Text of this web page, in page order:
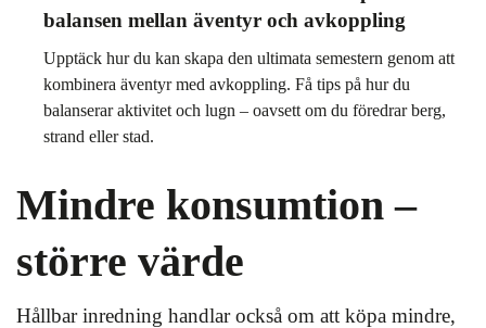
balansen mellan äventyr och avkoppling
Upptäck hur du kan skapa den ultimata semestern genom att
kombinera äventyr med avkoppling. Få tips på hur du
balanserar aktivitet och lugn – oavsett om du föredrar berg,
strand eller stad.
Mindre konsumtion –
större värde
Hållbar inredning handlar också om att köpa mindre,